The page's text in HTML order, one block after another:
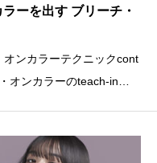
ーを出す ブリーチ・
ンカラーテクニックcont
オンカラーのteach-in